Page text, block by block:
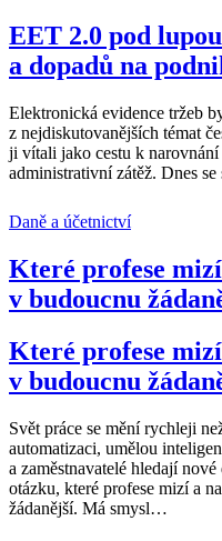
EET 2.0 pod
a dopadů na
Elektronická evidence tržeb
z nejdiskutovanějších témat
ji vítali jako cestu k
administrativní zátěž. Dnes
Daně a účetnictví
Které profese
v budoucnu
Které profese
v budoucnu
Svět práce se mění rychleji
automatizaci, umělou
a zaměstnavatelé hledají
otázku, které profese mizí a
žádanější. Má smysl…